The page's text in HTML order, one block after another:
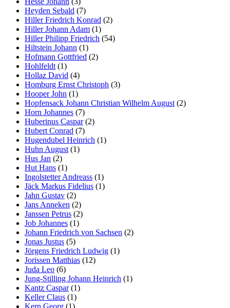
Heyden Sebald (7)
Hiller Friedrich Konrad (2)
Hiller Johann Adam (1)
Hiller Philipp Friedrich (54)
Hiltstein Johann (1)
Hofmann Gottfried (2)
Hohlfeldt (1)
Hollaz David (4)
Homburg Ernst Christoph (3)
Hooper John (1)
Hopfensack Johann Christian Wilhelm August (2)
Horn Johannes (7)
Huberinus Caspar(2)
Hubert Conrad (7)
Hugendubel Heinrich (1)
Huhn August (1)
Hus Jan (2)
Hut Hans (1)
Ingolstetter Andreass (1)
Jäck Markus Fidelius (1)
Jahn Gustav (2)
Jans Anneken (2)
Janssen Petrus (2)
Job Johannes (1)
Johann Friedrich von Sachsen (2)
Jonas Justus (5)
Jörgens Friedrich Ludwig (1)
Jorissen Matthias (12)
Juda Leo (6)
Jung-Stilling Johann Heinrich (1)
Kantz Caspar(1)
Keller Claus (1)
Kern Georg (1)